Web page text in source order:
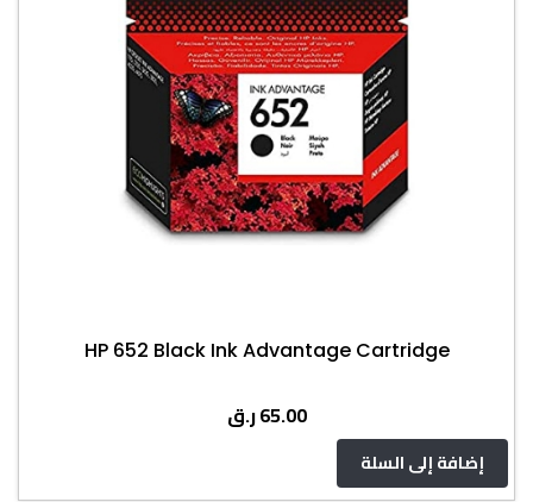
HP 652 Black Ink Advantage Cartridge
65.00ر.ق
إضافة إلى السلة